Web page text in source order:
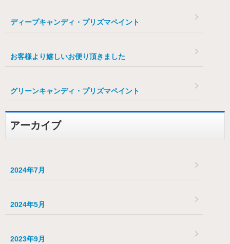
ディープキャンディ・プリズマペイント
お客様より嬉しいお便り頂きました
グリーンキャンディ・プリズマペイント
アーカイブ
2024年7月
2024年5月
2023年9月